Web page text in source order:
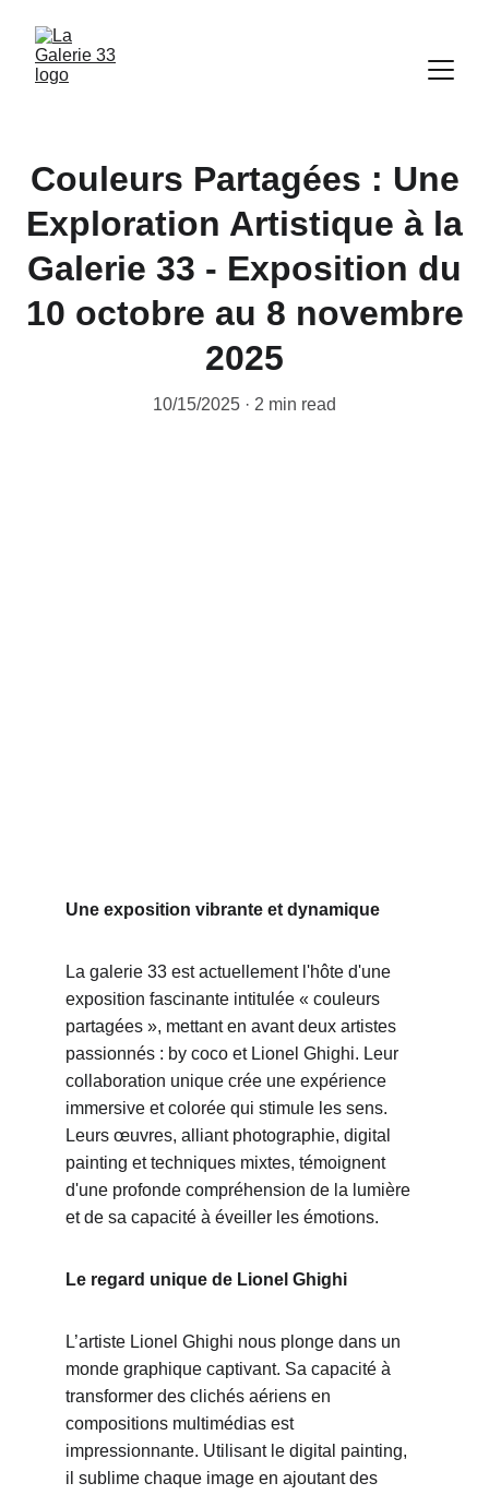
Couleurs Partagées : Une
Exploration Artistique à la
Galerie 33 - Exposition du
10 octobre au 8 novembre
2025
10/15/2025 2 min read
Une exposition vibrante et dynamique
La galerie 33 est actuellement l'hôte d'une
exposition fascinante intitulée « couleurs
partagées », mettant en avant deux artistes
passionnés : by coco et Lionel Ghighi. Leur
collaboration unique crée une expérience
immersive et colorée qui stimule les sens.
Leurs œuvres, alliant photographie, digital
painting et techniques mixtes, témoignent
d'une profonde compréhension de la lumière
et de sa capacité à éveiller les émotions.
Le regard unique de Lionel Ghighi
L’artiste Lionel Ghighi nous plonge dans un
monde graphique captivant. Sa capacité à
transformer des clichés aériens en
compositions multimédias est
impressionnante. Utilisant le digital painting,
il sublime chaque image en ajoutant des